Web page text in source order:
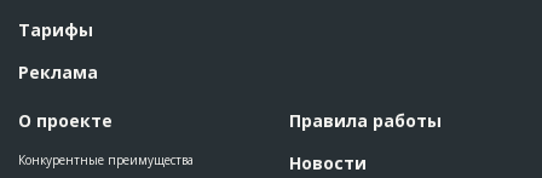
Тарифы
Реклама
О проекте
Конкурентные преимущества
Правила работы
Новости